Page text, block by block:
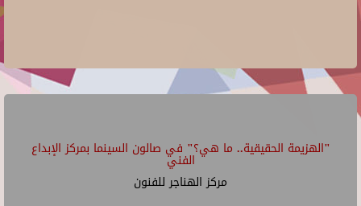
"الهزيمة الحقيقية.. ما هي؟" في صالون السينما بمركز الإبداع
الفني
مركز الهناجر للفنون